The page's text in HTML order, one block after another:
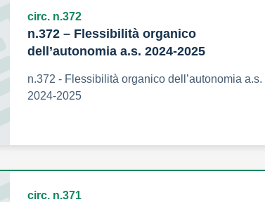
circ. n.372
n.372 – Flessibilità organico
dell’autonomia a.s. 2024-2025
n.372 - Flessibilità organico dell’autonomia a.s.
2024-2025
circ. n.371